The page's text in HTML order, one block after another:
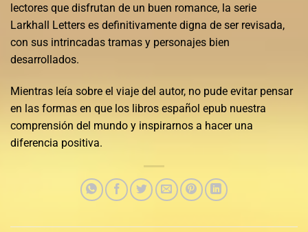
lectores que disfrutan de un buen romance, la serie
Larkhall Letters es definitivamente digna de ser revisada,
con sus intrincadas tramas y personajes bien
desarrollados.
Mientras leía sobre el viaje del autor, no pude evitar pensar
en las formas en que los libros español epub nuestra
comprensión del mundo y inspirarnos a hacer una
diferencia positiva.